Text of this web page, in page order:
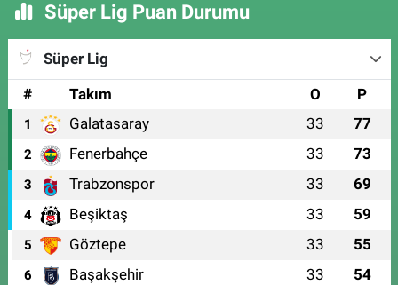
Süper Lig Puan Durumu
Süper Lig
#
Takım O P
1 Galatasaray 33 77
2 Fenerbahçe 33 73
3 Trabzonspor 33 69
4 Beşiktaş 33 59
5 Göztepe 33 55
6 Başakşehir 33 54